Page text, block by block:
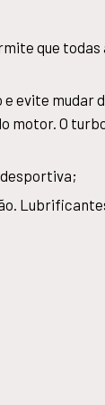
que todas
evite mudar
motor. O